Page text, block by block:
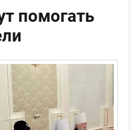
помогать